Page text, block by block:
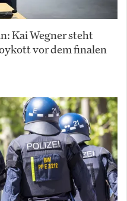
Kai Wegner steht
vor dem finalen